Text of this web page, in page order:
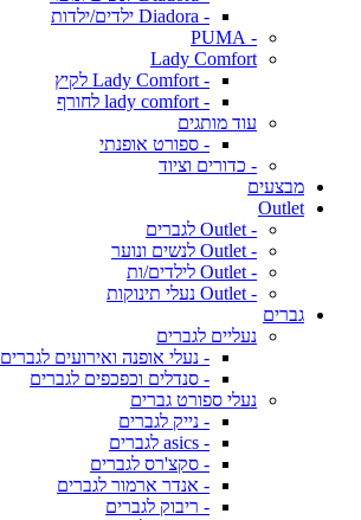
- Diadora ילדים/ילדות
- PUMA
Lady Comfort
- Lady Comfort לקיץ
- lady comfort לחורף
עוד מותגים
- ספורט אופנתי
- כדורים וציוד
מבצעים
Outlet
- Outlet לגברים
- Outlet לנשים ונוער
- Outlet לילדים/ות
- Outlet נעלי תינוקות
גברים
נעליים לגברים
- נעלי אופנה ואירועים לגברים
- סנדלים וכפכפים לגברים
נעלי ספורט גברים
- נייק לגברים
- asics לגברים
- סקצ'רס לגברים
- אנדר ארמור לגברים
- ריבוק לגברים